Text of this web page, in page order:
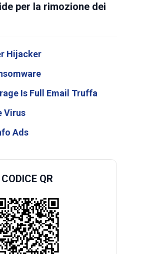
per la rimozione dei
Hijacker
Is Full Email Truffa
Virus
Ads
CODICE QR